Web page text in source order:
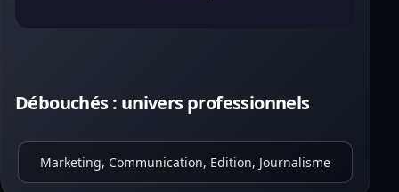
Débouchés : univers professionnels
Marketing, Communication, Edition, Journalisme